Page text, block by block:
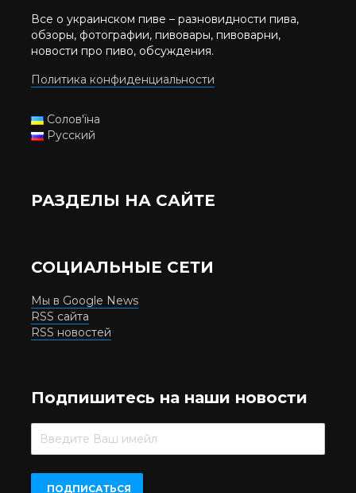
Все о украинском пиве – разновидности пива,
обзоры, фотографии, пивовары, пивоварни,
новости про пиво, обсуждения.
Политика конфиденциальности
Солов'їна
Русский
РАЗДЕЛЫ НА САЙТЕ
СОЦИАЛЬНЫЕ СЕТИ
Мы в Google News
RSS сайта
RSS новостей
Подпишитесь на наши новости